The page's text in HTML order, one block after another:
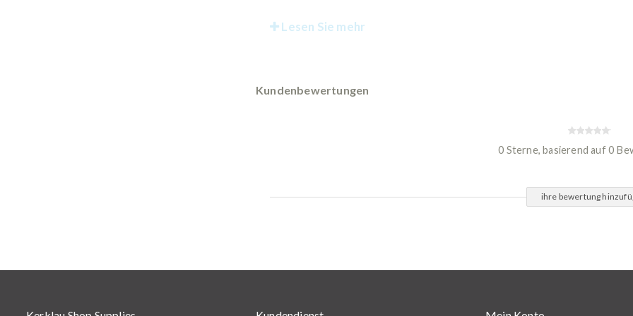
Lesen Sie mehr
Kundenbewertungen
0 Sterne, basierend auf 0
ihre bewertung